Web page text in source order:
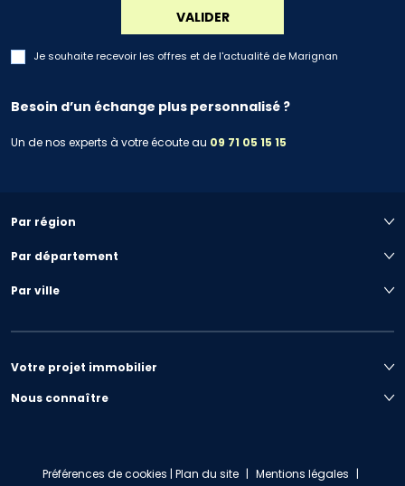
VALIDER
Je souhaite recevoir les offres et de l'actualité de Marignan
Besoin d’un échange plus personnalisé ?
Un de nos experts à votre écoute au 09 71 05 15 15
Par région
Par département
Par ville
Votre projet immobilier
Nous connaître
Préférences de cookies | Plan du site | Mentions légales |